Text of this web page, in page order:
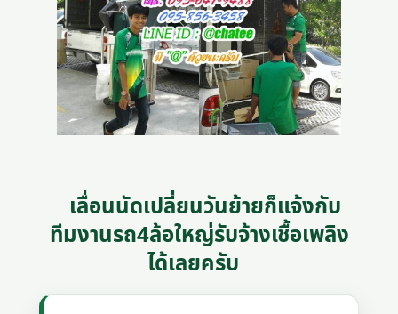
เลื่อนนัดเปลี่ยนวันย้ายก็แจ้งกับ
ทีมงานรถ4ล้อใหญ่รับจ้างเชื้อเพลิง
ได้เลยครับ